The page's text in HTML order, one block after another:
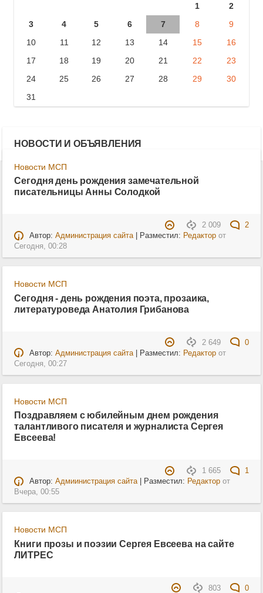
1
2
3
4 5 6 7 8
9
10
11 12 13 14 15
16
17
18 19 20 21 22
23
24
25 26 27 28 29
30
31
НОВОСТИ И ОБЪЯВЛЕНИЯ
Новости МСП
Сегодня день рождения замечательной
писательницы Анны Солодкой
2 009
2
Автор: Администрация сайта| Разместил: Редакторот
Сегодня, 00:28
Новости МСП
Сегодня - день рождения поэта, прозаика,
литературоведа Анатолия Грибанова
2 649
0
Автор: Администрация сайта| Разместил: Редакторот
Сегодня, 00:27
Новости МСП
Поздравляем с юбилейным днем рождения
талантливого писателя и журналиста Сергея
Евсеева!
1 665
1
Автор: Адмиинистрация сайта| Разместил: Редакторот
Вчера, 00:55
Новости МСП
Книги прозы и поэзии Сергея Евсеева на сайте
ЛИТРЕС
803
0